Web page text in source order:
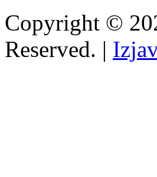
Copyright ©
Reserved. |